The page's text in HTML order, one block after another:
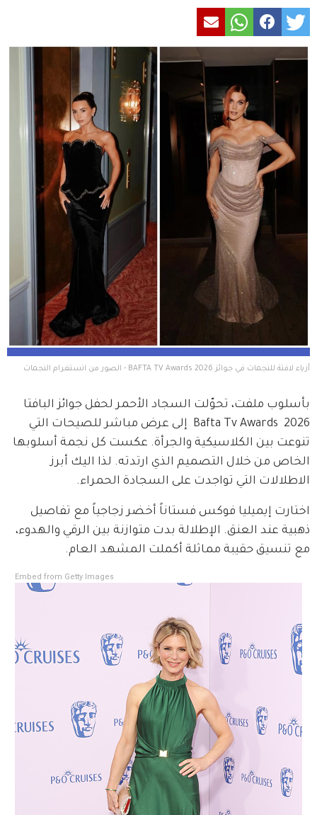
أزياء لافتة للنجمات في جوائز BAFTA TV Awards 2026 - الصور من انستغرام النجمات
بأسلوب ملفت، تحوّلت السجاد الأحمر لحفل جوائز البافتا
Bafta Tv Awards  2026  إلى عرض مباشر للصيحات التي
تنوعت بين الكلاسيكية والجرأة. عكست كل نجمة أسلوبها
الخاص من خلال التصميم الذي ارتدته. لذا اليك أبرز
الاطلالات التي تواجدت على السجادة الحمراء.
اختارت إيميليا فوكس فستاناً أخضر زجاجياً مع تفاصيل
ذهبية عند العنق. الإطلالة بدت متوازنة بين الرقي والهدوء،
مع تنسيق حقيبة مماثلة أكملت المشهد العام.
Embed from Getty Images